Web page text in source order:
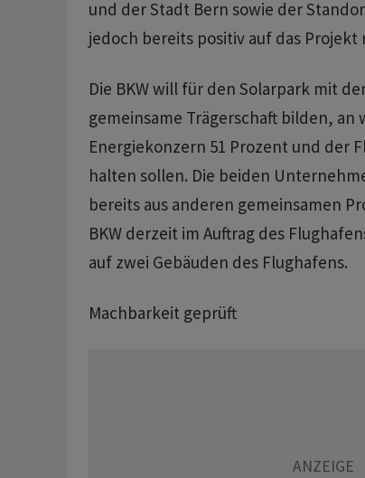
und der Stadt Bern sowie der
jedoch bereits positiv auf das Projekt
Die BKW will für den Solarpark mit
gemeinsame Trägerschaft bilden, an
Energiekonzern 51 Prozent und der
halten sollen. Die beiden
bereits aus anderen gemeinsamen
BKW derzeit im Auftrag des
auf zwei Gebäuden des Flughafens.
Machbarkeit geprüft